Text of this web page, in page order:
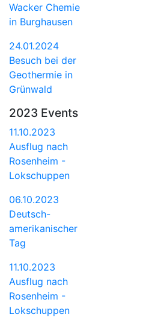
Wacker Chemie
in Burghausen
24.01.2024
Besuch bei der
Geothermie in
Grünwald
2023 Events
11.10.2023
Ausflug nach
Rosenheim -
Lokschuppen
06.10.2023
Deutsch-
amerikanischer
Tag
11.10.2023
Ausflug nach
Rosenheim -
Lokschuppen